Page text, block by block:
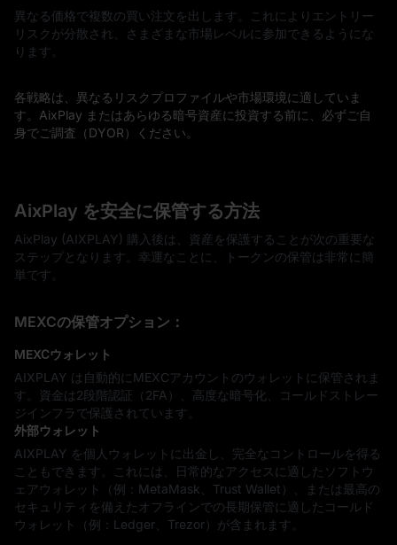
異なる価格で複数の買い注文を出します。これによりエントリー
リスクが分散され、さまざまな市場レベルに参加できるようにな
ります。
各戦略は、異なるリスクプロファイルや市場環境に適していま
す。AixPlay またはあらゆる暗号資産に投資する前に、必ずご自
身でご調査（DYOR）ください。
AixPlay を安全に保管する方法
AixPlay (AIXPLAY) 購入後は、資産を保護することが次の重要な
ステップとなります。幸運なことに、トークンの保管は非常に簡
単です。
MEXCの保管オプション：
MEXCウォレット
AIXPLAY は自動的にMEXCアカウントのウォレットに保管されま
す。資金は2段階認証（2FA）、高度な暗号化、コールドストレー
ジインフラで保護されています。
外部ウォレット
AIXPLAY を個人ウォレットに出金し、完全なコントロールを得る
こともできます。これには、日常的なアクセスに適したソフトウ
ェアウォレット（例：MetaMask、Trust Wallet）、または最高の
セキュリティを備えたオフラインでの長期保管に適したコールド
ウォレット（例：Ledger、Trezor）が含まれます。